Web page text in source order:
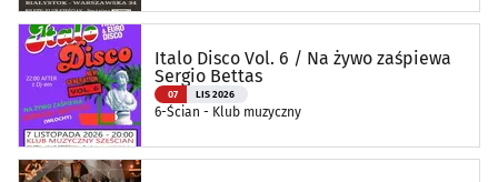
Italo Disco Vol. 6 / Na żywo zaśpiewa
Sergio Bettas
07 LIS 2026
6-Ścian - Klub muzyczny